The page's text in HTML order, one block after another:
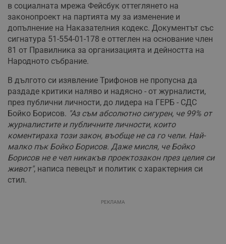
в социалната мрежа Фейсбук оттеглянето на
законопроект на партията му за изменение и
допълнение на Наказателния кодекс. Документът със
сигнатура 51-554-01-178 е оттеглен на основание член
81 от Правилника за организацията и дейността на
Народното събрание.
В дългото си изявление Трифонов не пропусна да
раздаде критики наляво и надясно - от журналисти,
през публични личности, до лидера на ГЕРБ - СДС
Бойко Борисов. "Аз съм абсолютно сигурен, че 99% от
журналистите и публичните личности, които
коментираха този закон, въобще не са го чели. Най-
малко пък Бойко Борисов. Даже мисля, че Бойко
Борисов не е чел никакъв проектозакон през целия си
живот", написа певецът и политик с характерния си
стил.
РЕКЛАМА